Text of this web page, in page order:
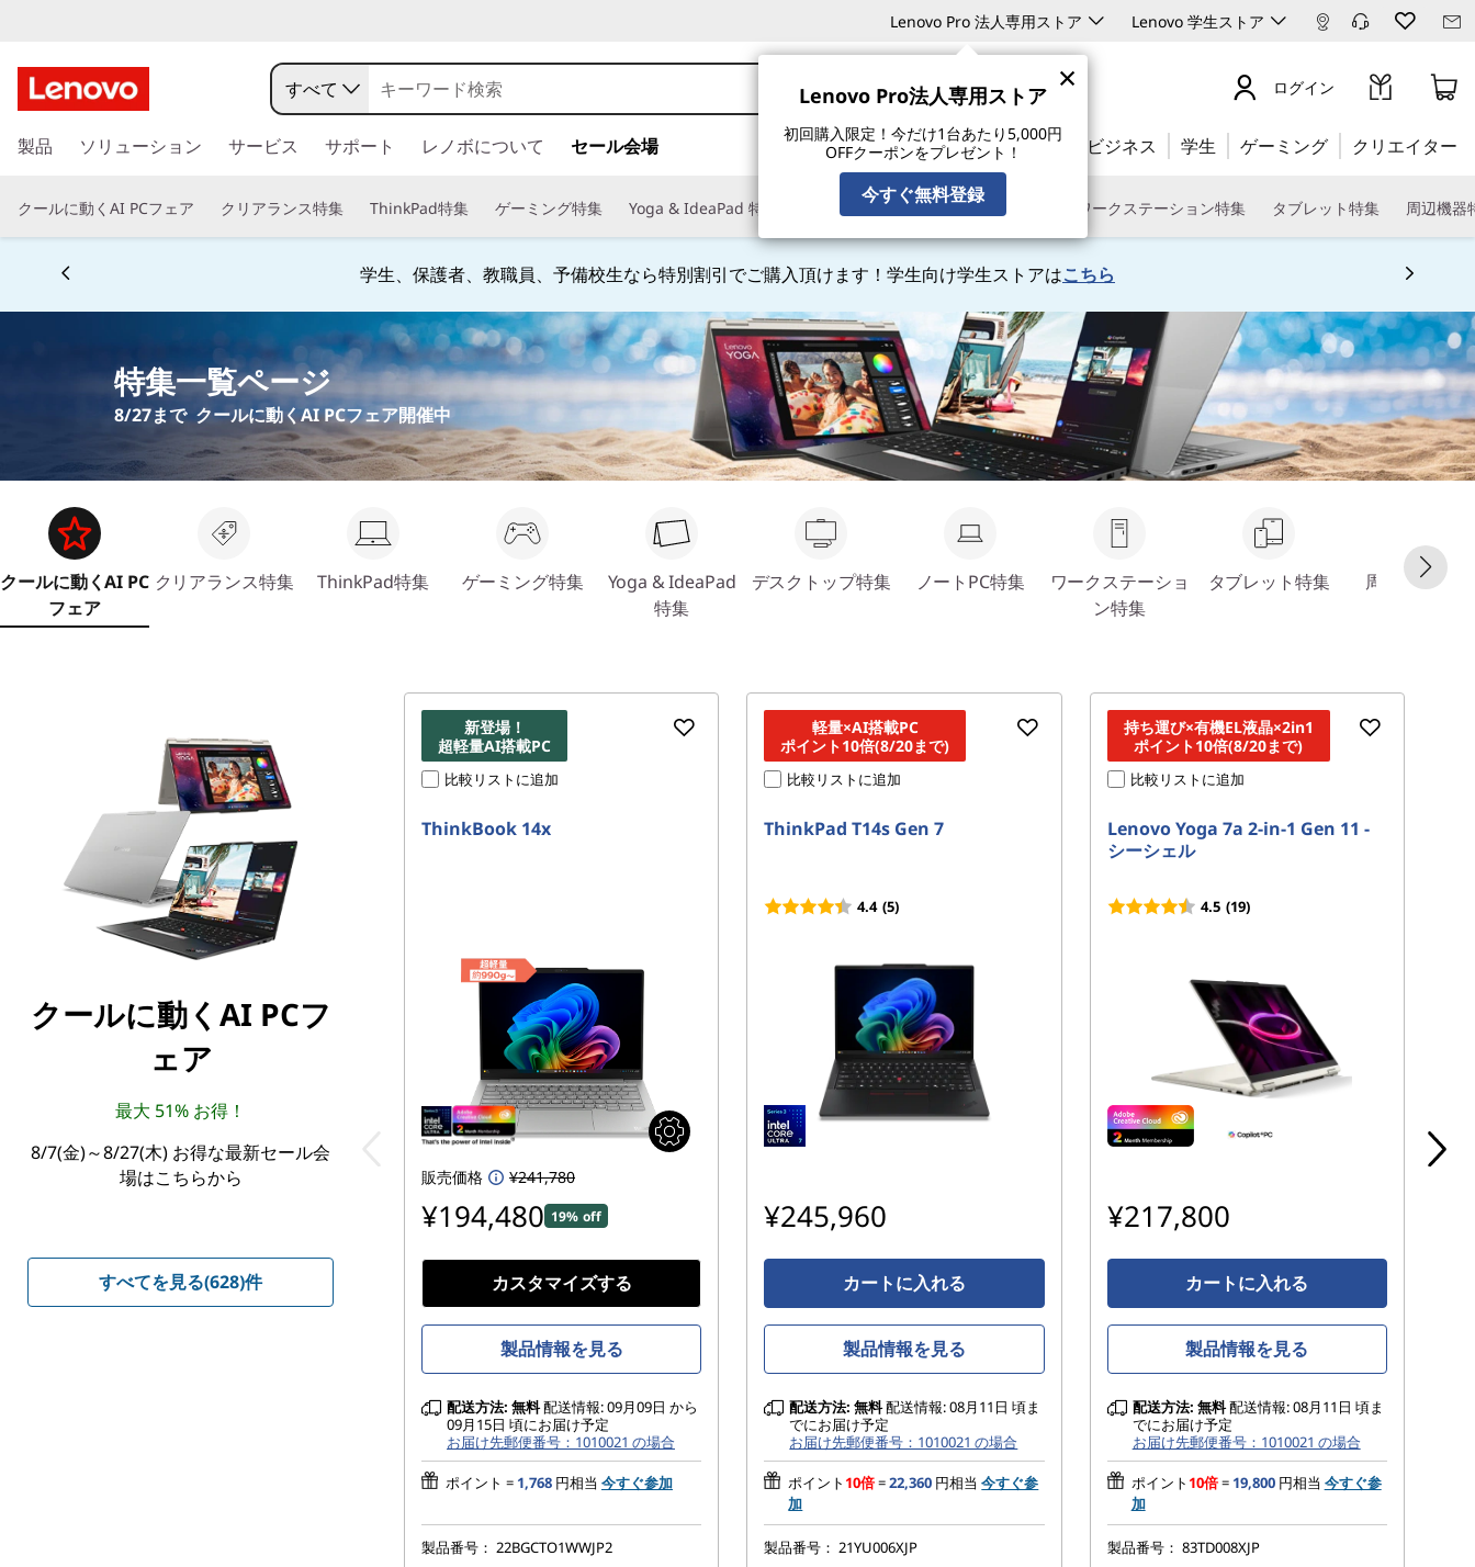
h
n
k
a
周
バ
Lenovo Pro 法人専用ストア
×
Lenovo Pro法人専用ストア
初回購入限定！今だけ1台あたり5,000円
OFFクーポンをプレゼント！
今すぐ無料登録
Lenovo 学生ストア
イ
コ
ン
る
すべて ログイン
製品 ソリューション サービス サポート レノボについて セール会場 公式ストア: ビジネス 学生 ゲーミング クリエイター
クールに動くAI PCフェア クリアランス特集 ThinkPad特集 ゲーミング特集 Yoga & IdeaPad 特集 デスクトップ特集 ノートPC特集 ワークステーション特集 タブレット特集 周辺機器
学生、保護者、教職員、予備校生なら特別割引でご購入頂けます！学生向け学生ストアはこちら
Currently displaying item 4 of 5
特集一覧ページ
8/27まで クールに動くAI PCフェア開催中
クールに動くAI PC
フェア
クリアランス特集 ThinkPad特集 ゲーミング特集
Yoga & IdeaPad
特集
デスクトップ特集 ノートPC特集
ワークステーショ
ン特集
タブレット特集 周辺機器特集
クールに動くAI PCフ
ェア
最大 51% お得！
8/7(金)～8/27(木) お得な最新セール会
場はこちらから
すべてを見る(628)件
新登場！
超軽量AI搭載PC
比較リストに追加
ThinkBook 14x
販売価格 ¥241,780
¥194,480 19% off
カスタマイズする
製品情報を見る
配送方法: 無料配送情報: 09月09日 から
09月15日 頃にお届け予定
お届け先郵便番号：1010021 の場合
ポイント = 1,768 円相当 今すぐ参加
製品番号： 22BGCTO1WWJP2
軽量×AI搭載PC
ポイント10倍(8/20まで)
比較リストに追加
ThinkPad T14s Gen 7
4.4 (5)
¥245,960
カートに入れる
製品情報を見る
配送方法: 無料配送情報: 08月11日 頃ま
でにお届け予定
お届け先郵便番号：1010021 の場合
ポイント 10倍=22,360 円相当 今すぐ参
加
製品番号： 21YU006XJP
持ち運び×有機EL液晶×2in1
ポイント10倍(8/20まで)
比較リストに追加
Lenovo Yoga 7a 2-in-1 Gen 11 -
シーシェル
4.5 (19)
¥217,800
カートに入れる
製品情報を見る
配送方法: 無料配送情報: 08月11日 頃ま
でにお届け予定
お届け先郵便番号：1010021 の場合
ポイント 10倍= 19,800円相当 今すぐ参
加
製品番号： 83TD008XJP